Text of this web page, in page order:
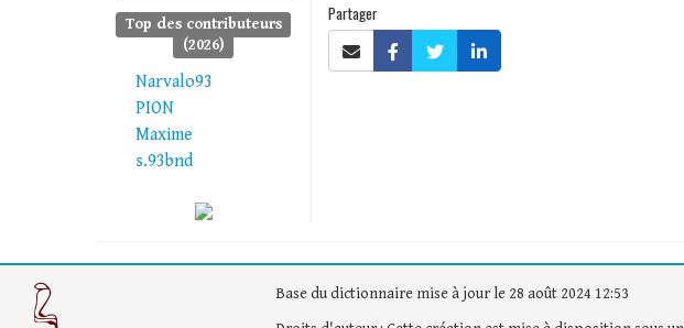
Top des contributeurs
(2026)
Narvalo93
PION
Maxime
s.93bnd
Partager
Base du dictionnaire mise à jour le 28 août 2024 12:53